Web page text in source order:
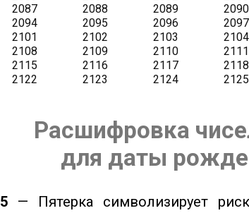
Расшифровка
для даты
5 — Пятерка символизирует